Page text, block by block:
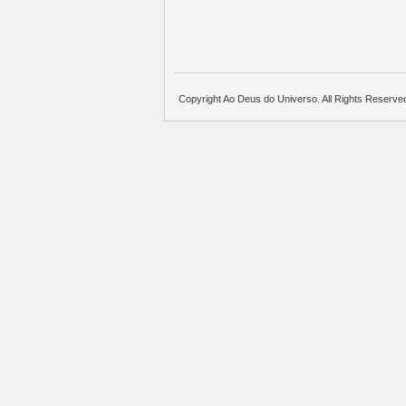
Copyright Ao Deus do Universo. All Rights